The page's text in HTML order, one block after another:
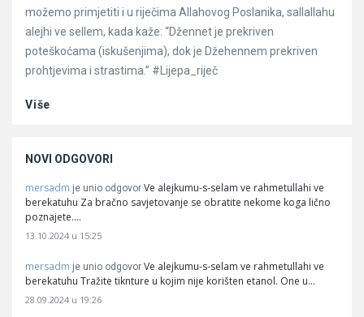
možemo primjetiti i u riječima Allahovog Poslanika, sallallahu
alejhi ve sellem, kada kaže: “Džennet je prekriven
poteškoćama (iskušenjima), dok je Džehennem prekriven
prohtjevima i strastima.” #Lijepa_riječ
Više
NOVI ODGOVORI
mersadm je unio odgovor Ve alejkumu-s-selam ve rahmetullahi ve
berekatuhu Za bračno savjetovanje se obratite nekome koga lično
poznajete.…
13.10.2024 u 15:25
mersadm je unio odgovor Ve alejkumu-s-selam ve rahmetullahi ve
berekatuhu Tražite tiknture u kojim nije korišten etanol. One u…
28.09.2024 u 19:26